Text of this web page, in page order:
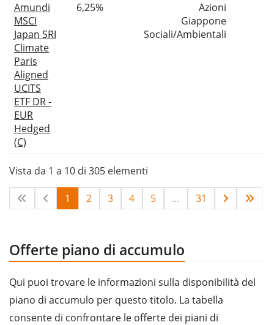
Amundi
MSCI
Japan SRI
Climate
Paris
Aligned
UCITS
ETF DR -
EUR
Hedged
(C)
6,25%
Azioni
Giappone
Sociali/Ambientali
Vista da 1 a 10 di 305 elementi
1 2 3 4 5 … 31
Offerte piano di accumulo
Qui puoi trovare le informazioni sulla disponibilità del
piano di accumulo per questo titolo. La tabella
consente di confrontare le offerte dei piani di